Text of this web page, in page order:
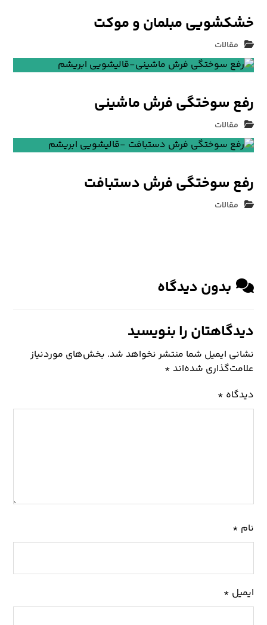
خشکشویی مبلمان و موکت
مقالات
رفع سوختگی فرش ماشینی
مقالات
رفع سوختگی فرش دستبافت
مقالات
بدون دیدگاه
دیدگاهتان را بنویسید
نشانی ایمیل شما منتشر نخواهد شد. بخش‌های موردنیاز
علامت‌گذاری شده‌اند *
دیدگاه *
نام *
ایمیل *